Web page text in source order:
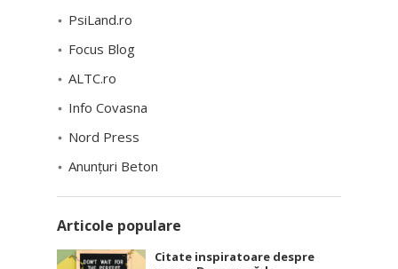
PsiLand.ro
Focus Blog
ALTC.ro
Info Covasna
Nord Press
Anunțuri Beton
Articole populare
Citate inspiratoare despre